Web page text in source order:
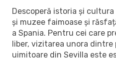
Descoperă istoria și
și muzee faimoase și
a Spania. Pentru cei care
liber, vizitarea unora dintre
uimitoare din Sevilla este